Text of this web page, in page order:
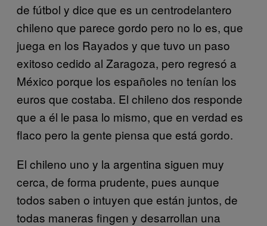
de fútbol y dice que es un centrodelantero
chileno que parece gordo pero no lo es, que
juega en los Rayados y que tuvo un paso
exitoso cedido al Zaragoza, pero regresó a
México porque los españoles no tenían los
euros que costaba. El chileno dos responde
que a él le pasa lo mismo, que en verdad es
flaco pero la gente piensa que está gordo.
El chileno uno y la argentina siguen muy
cerca, de forma prudente, pues aunque
todos saben o intuyen que están juntos, de
todas maneras fingen y desarrollan una